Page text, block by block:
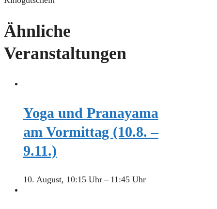
Ähnliche
Veranstaltungen
Yoga und Pranayama
am Vormittag (10.8. –
9.11.)
10. August, 10:15 Uhr– 11:45 Uhr